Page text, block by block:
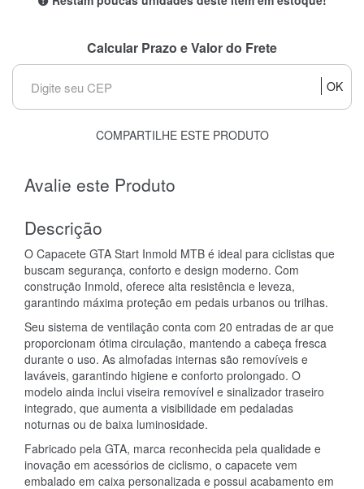
Calcular Prazo e Valor do Frete
OK
COMPARTILHE ESTE PRODUTO
Avalie este Produto
Descrição
O Capacete GTA Start Inmold MTB é ideal para ciclistas que
buscam segurança, conforto e design moderno. Com
construção Inmold, oferece alta resistência e leveza,
garantindo máxima proteção em pedais urbanos ou trilhas.
Seu sistema de ventilação conta com 20 entradas de ar que
proporcionam ótima circulação, mantendo a cabeça fresca
durante o uso. As almofadas internas são removíveis e
laváveis, garantindo higiene e conforto prolongado. O
modelo ainda inclui viseira removível e sinalizador traseiro
integrado, que aumenta a visibilidade em pedaladas
noturnas ou de baixa luminosidade.
Fabricado pela GTA, marca reconhecida pela qualidade e
inovação em acessórios de ciclismo, o capacete vem
embalado em caixa personalizada e possui acabamento em